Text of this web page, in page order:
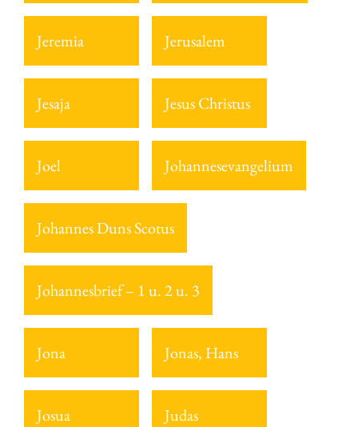
Jeremia Jerusalem
Jesaja Jesus Christus
Joel Johannesevangelium
Johannes Duns Scotus
Johannesbrief – 1 u. 2 u. 3
Jona Jonas, Hans
Josua Judas